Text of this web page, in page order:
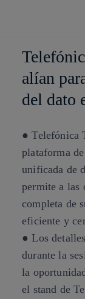
alían
del dato
● Telefónica
plataforma
unificada de
permite a las
completa de
eficiente y
● Los
durante la
la
el stand de